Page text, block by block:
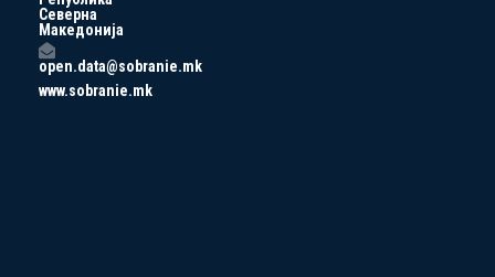
Северна
Македонија
open.data@sobranie.mk
www.sobranie.mk